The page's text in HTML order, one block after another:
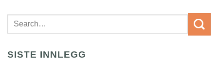
SISTE INNLEGG